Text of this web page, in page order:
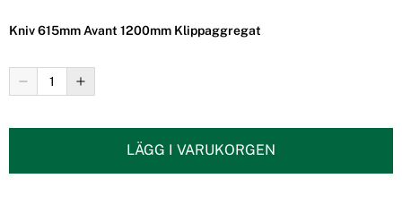
Kniv 615mm Avant 1200mm Klippaggregat
LÄGG I VARUKORGEN